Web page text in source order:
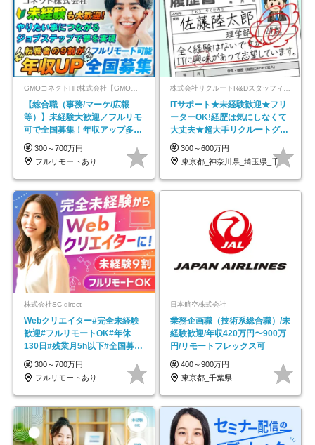
GMOコネクトHR株式会社【GMOインターネットグループ】
【総合職（事務/マーケ/広報
等）】未経験大歓迎／フルリモ
可で全国募集！年収アップ多数
★年休最大130日★
300～700万円
フルリモートあり
ITサポート★未経験歓迎★フリ
ーターOK!経歴は気にしなくて
大丈夫★超大手リクルートグル
ープの正社員/sg
300～600万円
東京都_神奈川県_埼玉県_千葉県_大阪府…
株式会社SC direct
Webクリエイター#完全未経験
歓迎#フルリモートOK#年休
130日#残業月5h以下#全国募集
#最大1年の研修
300～700万円
フルリモートあり
日本航空株式会社
業務企画職（技術系総合職）/未
経験歓迎/年収420万円〜900万
円/リモートフレックス可
400～900万円
東京都_千葉県